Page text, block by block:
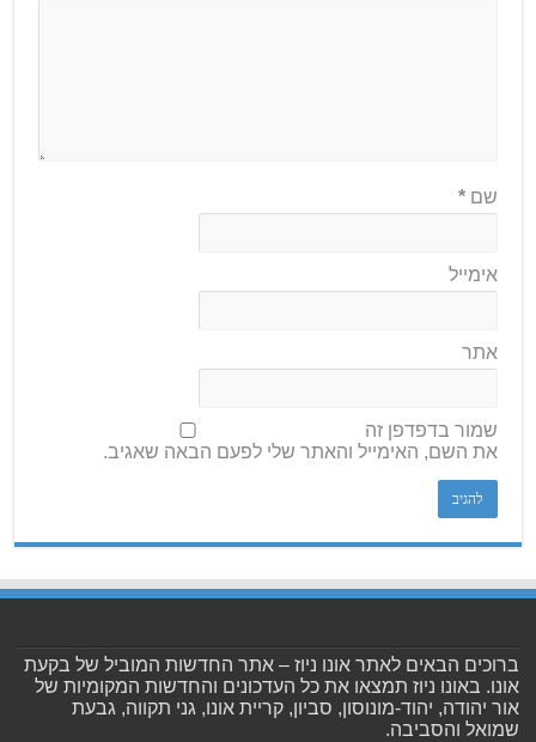
שם*
אימייל
אתר
שמור בדפדפן זה
את השם, האימייל והאתר שלי לפעם הבאה שאגיב.
ברוכים הבאים לאתר אונו ניוז – אתר החדשות המוביל של בקעת
אונו. באונו ניוז תמצאו את כל העדכונים והחדשות המקומיות של
אור יהודה, יהוד-מונוסון, סביון, קריית אונו, גני תקווה, גבעת
שמואל והסביבה.